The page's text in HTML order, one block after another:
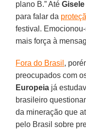
plano B.” Até
para falar da
festival.
mais força à
Fora do Brasil ,
preocupados com
Europeia já
brasileiro
da mineração que
pelo Brasil sobre